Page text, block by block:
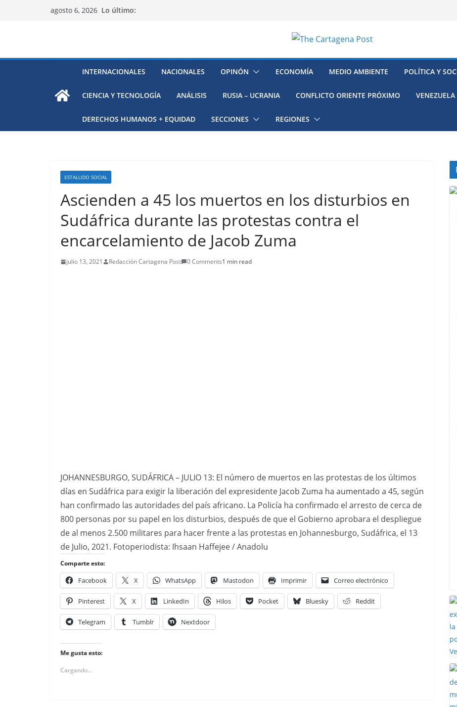
agosto 6, 2026 Lo último:
INTERNACIONALES NACIONALES OPINÓN ECONOMÍA MEDIO AMBIENTE POLÍTICA Y
CIENCIA Y TECNOLOGÍA ANÁLISIS RUSIA – UCRANIA CONFLICTO ORIENTE PRÓXIMO VENEZUELA
DERECHOS HUMANOS + EQUIDAD SECCIONES REGIONES
ESTALLIDO SOCIAL
Ascienden a 45 los muertos en los disturbios en
Sudáfrica durante las protestas contra el
encarcelamiento de Jacob Zuma
julio 13, 2021 Redacción Cartagena Post 0 Comments1 min read
JOHANNESBURGO, SUDÁFRICA – JULIO 13: El número de muertos en las protestas de los últimos
días en Sudáfrica para exigir la liberación del expresidente Jacob Zuma ha aumentado a 45, según
han confirmado las autoridades del país africano. La Policía ha confirmado el arresto de cerca de
800 personas por su papel en los disturbios, después de que el Gobierno aprobara el despliegue
de al menos 2.500 militares para hacer frente a las protestas en Johannesburgo, Sudáfrica, el 13
de Julio, 2021. Fotoperiodista: Ihsaan Haffejee / Anadolu
Comparte esto:
Facebook X WhatsApp Mastodon Imprimir Correo electrónico
Pinterest X LinkedIn Hilos Pocket Bluesky Reddit
Telegram Tumblr Nextdoor
Me gusta esto:
Cargando...